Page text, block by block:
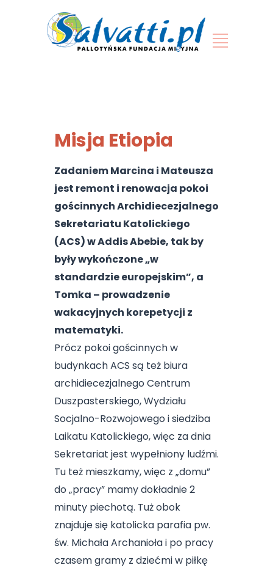
Misja Etiopia
Zadaniem Marcina i Mateusza
jest remont i renowacja pokoi
gościnnych Archidiecezjalnego
Sekretariatu Katolickiego
(ACS) w Addis Abebie, tak by
były wykończone „w
standardzie europejskim”, a
Tomka – prowadzenie
wakacyjnych korepetycji z
matematyki.
Prócz pokoi gościnnych w
budynkach ACS są też biura
archidiecezjalnego Centrum
Duszpasterskiego, Wydziału
Socjalno-Rozwojowego i siedziba
Laikatu Katolickiego, więc za dnia
Sekretariat jest wypełniony ludźmi.
Tu też mieszkamy, więc z „domu”
do „pracy” mamy dokładnie 2
minuty piechotą. Tuż obok
znajduje się katolicka parafia pw.
św. Michała Archanioła i po pracy
czasem gramy z dziećmi w piłkę